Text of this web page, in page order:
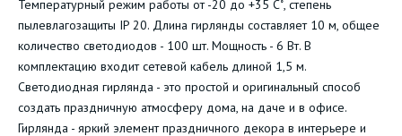
Температурный режим работы от -20 до +35 С˚, степень
пылевлагозащиты IP 20. Длина гирлянды составляет 10 м, общее
количество светодиодов - 100 шт. Мощность - 6 Вт. В
комплектацию входит сетевой кабель длиной 1,5 м.
Светодиодная гирлянда - это простой и оригинальный способ
создать праздничную атмосферу дома, на даче и в офисе.
Гирлянда - яркий элемент праздничного декора в интерьере и